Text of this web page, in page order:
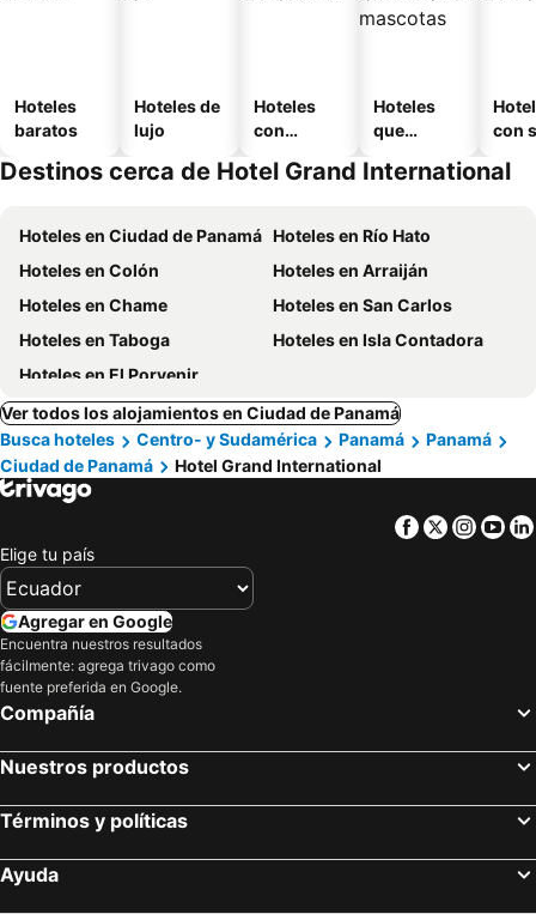
Hoteles
baratos
Hoteles de
lujo
Hoteles
con
Hoteles
que
mascotas
con
Destinos cerca de Hotel Grand International
Hoteles en Ciudad de Panamá Hoteles en Río Hato
Hoteles en Colón
Hoteles en Arraiján
Hoteles en Chame
Hoteles en San Carlos
Hoteles en Taboga
Hoteles en Isla Contadora
Hoteles en El Porvenir
Ver todos los alojamientos en Ciudad de Panamá
Busca hoteles
Centro- y Sudamérica Panamá
Panamá
Ciudad de Panamá
Hotel Grand International
Facebook
Twitter
Elige tu país
Agregar en Google
Encuentra nuestros resultados
fácilmente: agrega trivago como
fuente preferida en Google.
Compañía
Nuestros productos
Términos y políticas
Ayuda